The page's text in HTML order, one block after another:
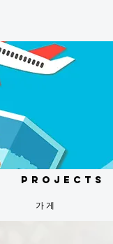
Projects
가게